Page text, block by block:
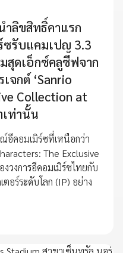
ลิขสิทธิ์คาแรก
ซรับแคมเปญ 3.3
สุดเอ็กซ์คลูซีฟจาก
จกต์ ‘Sanrio
Collection at
เท่านั้น
อีคอมเมิร์ซที่เหนือกว่า
The Exclusive
วงการอีคอมเมิร์ซไทยกับ
อร์ระดับโลก (IP) อย่าง